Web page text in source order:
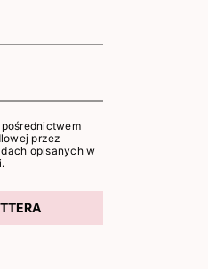
przez
opisanych w
.